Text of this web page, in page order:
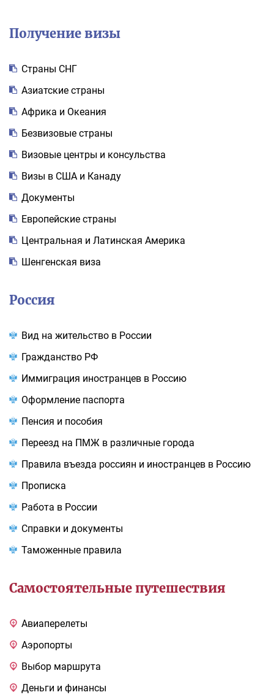
Получение визы
Cтраны СНГ
Азиатские страны
Африка и Океания
Безвизовые страны
Визовые центры и консульства
Визы в США и Канаду
Документы
Европейские страны
Центральная и Латинская Америка
Шенгенская виза
Россия
Вид на жительство в России
Гражданство РФ
Иммиграция иностранцев в Россию
Оформление паспорта
Пенсия и пособия
Переезд на ПМЖ в различные города
Правила въезда россиян и иностранцев в Россию
Прописка
Работа в России
Справки и документы
Таможенные правила
Самостоятельные путешествия
Авиаперелеты
Аэропорты
Выбор маршрута
Деньги и финансы